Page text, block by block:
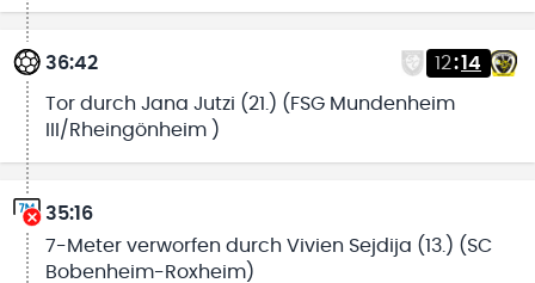
36:42 12:14
Tor durch Jana Jutzi (21.) (FSG Mundenheim
III/Rheingönheim )
35:16
7-Meter verworfen durch Vivien Sejdija (13.) (SC
Bobenheim-Roxheim)